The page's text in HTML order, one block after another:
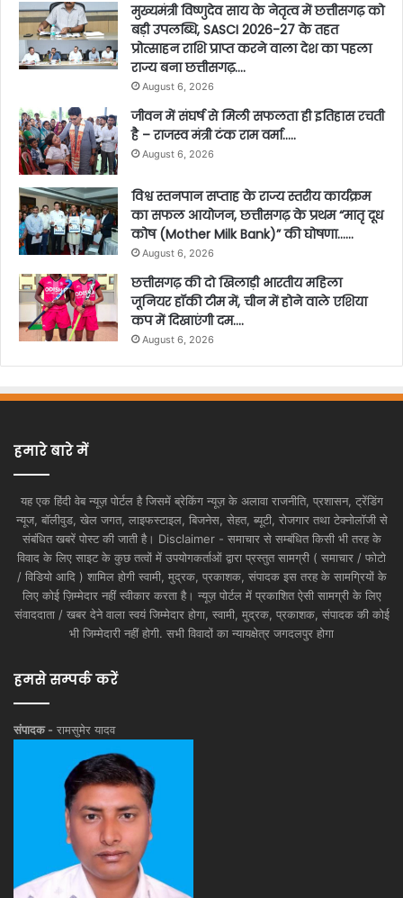
मुख्यमंत्री विष्णुदेव साय के नेतृत्व में छत्तीसगढ़ को
बड़ी उपलब्धि, SASCI 2026-27 के तहत
प्रोत्साहन राशि प्राप्त करने वाला देश का पहला
राज्य बना छत्तीसगढ़….
August 6, 2026
जीवन में संघर्ष से मिली सफलता ही इतिहास रचती
है – राजस्व मंत्री टंक राम वर्मा…..
August 6, 2026
विश्व स्तनपान सप्ताह के राज्य स्तरीय कार्यक्रम
का सफल आयोजन, छत्तीसगढ़ के प्रथम “मातृ दूध
कोष (Mother Milk Bank)” की घोषणा……
August 6, 2026
छत्तीसगढ़ की दो खिलाड़ी भारतीय महिला
जूनियर हॉकी टीम में, चीन में होने वाले एशिया
कप में दिखाएंगी दम….
August 6, 2026
हमारे बारे में
यह एक हिंदी वेब न्यूज़ पोर्टल है जिसमें ब्रेकिंग न्यूज़ के अलावा राजनीति, प्रशासन, ट्रेंडिंग
न्यूज, बॉलीवुड, खेल जगत, लाइफस्टाइल, बिजनेस, सेहत, ब्यूटी, रोजगार तथा टेक्नोलॉजी से
संबंधित खबरें पोस्ट की जाती है। Disclaimer - समाचार से सम्बंधित किसी भी तरह के
विवाद के लिए साइट के कुछ तत्वों में उपयोगकर्ताओं द्वारा प्रस्तुत सामग्री ( समाचार / फोटो
/ विडियो आदि ) शामिल होगी स्वामी, मुद्रक, प्रकाशक, संपादक इस तरह के सामग्रियों के
लिए कोई ज़िम्मेदार नहीं स्वीकार करता है। न्यूज़ पोर्टल में प्रकाशित ऐसी सामग्री के लिए
संवाददाता / खबर देने वाला स्वयं जिम्मेदार होगा, स्वामी, मुद्रक, प्रकाशक, संपादक की कोई
भी जिम्मेदारी नहीं होगी. सभी विवादों का न्यायक्षेत्र जगदलपुर होगा
हमसे सम्पर्क करें
संपादक - रामसुमेर यादव